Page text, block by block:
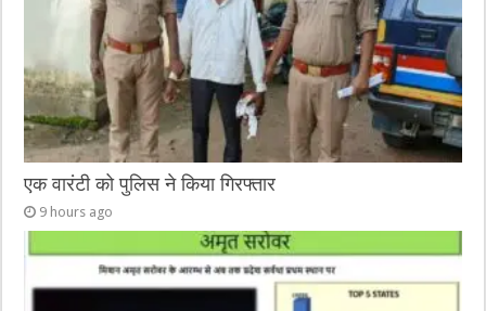
एक वारंटी को पुलिस ने किया गिरफ्तार
9 hours ago